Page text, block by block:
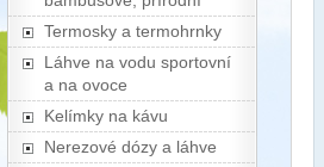
Termosky a termohrnky
Láhve na vodu sportovní
a na ovoce
Kelímky na kávu
Nerezové dózy a láhve